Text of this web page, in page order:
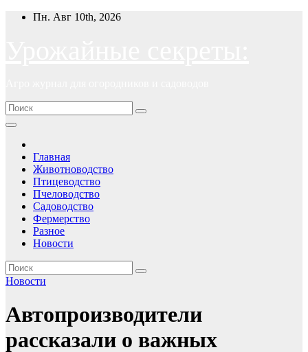
ПерейтиПн. Авг 10th, 2026
Главная
Животноводство
Птицеводство
Пчеловодство
Садоводство
Фермерство
Разное
Новости
Новости
Автопроизводители
рассказали о важных